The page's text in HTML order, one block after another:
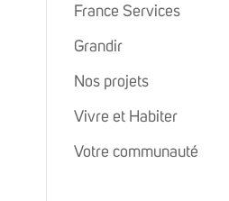
France Services
Grandir
Nos projets
Vivre et Habiter
Votre communauté